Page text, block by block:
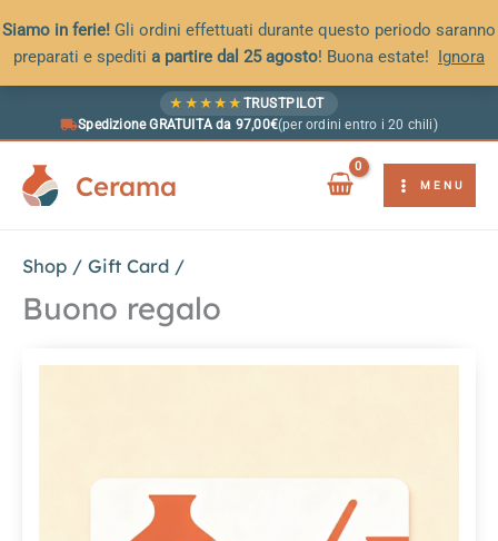
Siamo in ferie! Gli ordini effettuati durante questo periodo saranno
preparati e spediti a partire dal 25 agosto! Buona estate! Ignora
★ ★ ★ ★ ★ TRUSTPILOT
Spedizione GRATUITA da 97,00€(per ordini entro i 20 chili)
Cerama MENU
Shop / Gift Card /
Buono regalo